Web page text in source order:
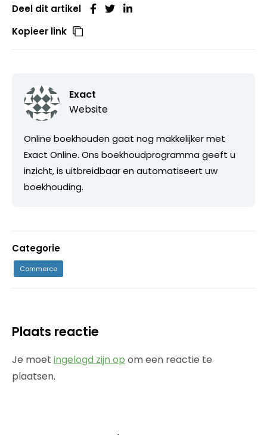
Deel dit artikel
Kopieer link
Exact
Website
Online boekhouden gaat nog makkelijker met
Exact Online. Ons boekhoudprogramma geeft u
inzicht, is uitbreidbaar en automatiseert uw
boekhouding.
Categorie
Commerce
Plaats reactie
Je moet ingelogd zijn op om een reactie te
plaatsen.